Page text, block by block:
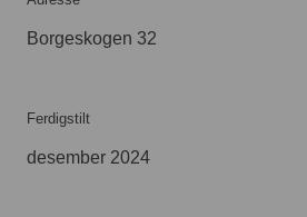
Borgeskogen 32
Ferdigstilt
desember 2024